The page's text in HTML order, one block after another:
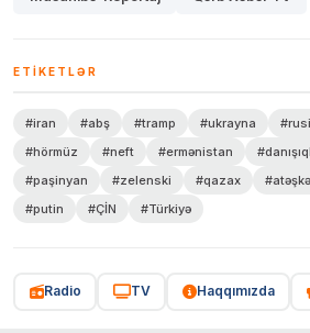
ETIKETLƏR
#iran #abş #tramp #ukrayna
#hörmüz
#neft #ermənistan
#paşinyan
#zelenski #qazax
#putin
#ÇİN #Türkiyə
Radio TV Haqqımızda